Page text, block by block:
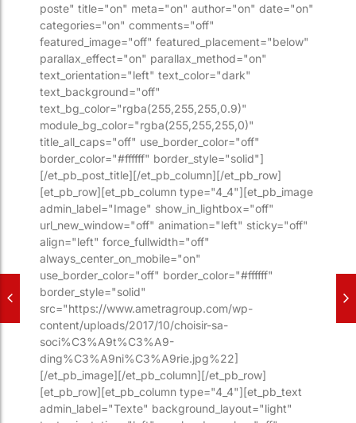
poste" title="on" meta="on" author="on" date="on"
categories="on" comments="off"
featured_image="off" featured_placement="below"
parallax_effect="on" parallax_method="on"
text_orientation="left" text_color="dark"
text_background="off"
text_bg_color="rgba(255,255,255,0.9)"
module_bg_color="rgba(255,255,255,0)"
title_all_caps="off" use_border_color="off"
border_color="#ffffff" border_style="solid"]
[/et_pb_post_title][/et_pb_column][/et_pb_row]
[et_pb_row][et_pb_column type="4_4"][et_pb_image
admin_label="Image" show_in_lightbox="off"
url_new_window="off" animation="left" sticky="off"
align="left" force_fullwidth="off"
always_center_on_mobile="on"
use_border_color="off" border_color="#ffffff"
border_style="solid"
src="https://www.ametragroup.com/wp-
content/uploads/2017/10/choisir-sa-
soci%C3%A9t%C3%A9-
ding%C3%A9ni%C3%A9rie.jpg%22]
[/et_pb_image][/et_pb_column][/et_pb_row]
[et_pb_row][et_pb_column type="4_4"][et_pb_text
admin_label="Texte" background_layout="light"